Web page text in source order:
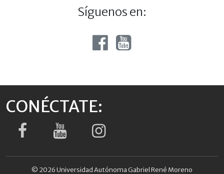
Síguenos en:
CONÉCTATE:
© 2026 Universidad Autónoma Gabriel René Moreno